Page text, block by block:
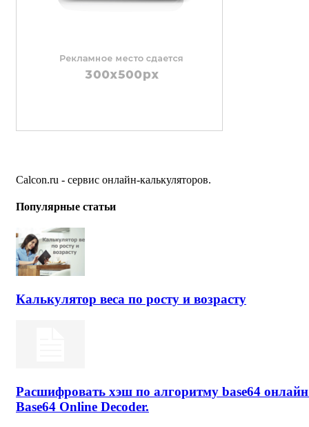
Calcon.ru - сервис онлайн-калькуляторов.
Популярные статьи
Калькулятор веса по росту и возрасту
Расшифровать хэш по алгоритму base64
Base64 Online Decoder.